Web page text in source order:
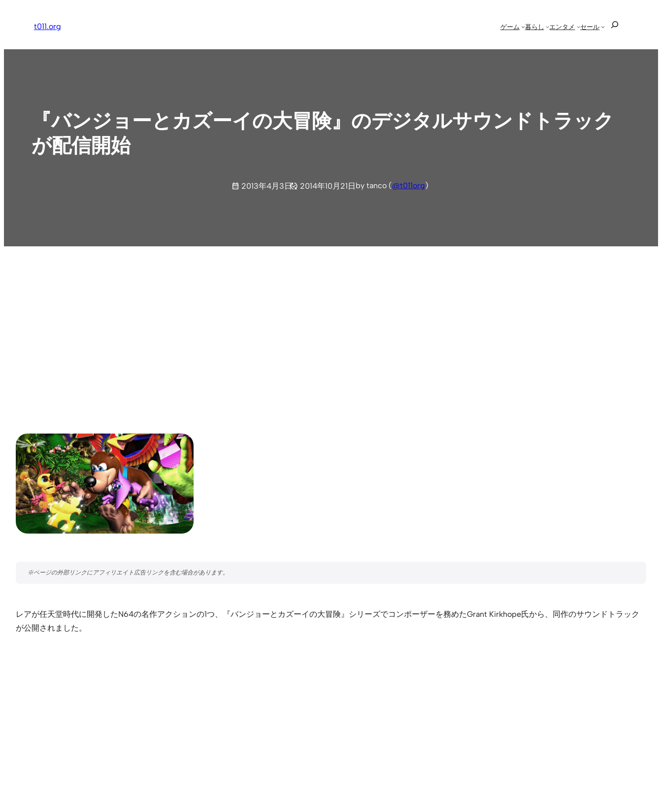
ス
t011.org ゲーム 暮らし エンタメ セール
『バンジョーとカズーイの大冒険』のデジタルサウンドトラック
が配信開始
2013年4月3日 2014年10月21日 by tanco (@t011org)
レアが任天堂時代に開発したN64の名作アクションの1つ、『バンジョーとカズーイの大冒険』シリーズでコンポーザーを務めたGrant Kirkhope氏から、同作のサウンドトラック
が公開されました。